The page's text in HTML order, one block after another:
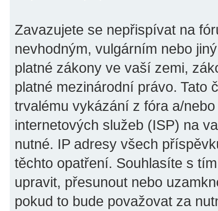
Zavazujete se nepřispívat na
nevhodným, vulgárním nebo
platné zákony ve vaší zemi,
platné mezinárodní právo. Tato
trvalému vykázání z fóra a/
internetových služeb (ISP) na
nutné. IP adresy všech
těchto opatření. Souhlasíte s
upravit, přesunout nebo
pokud to bude považovat za